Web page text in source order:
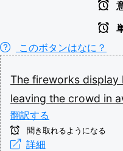
このボタンはなに？
The fireworks display
leaving the crowd in
翻訳する
聞き取れるようになる
詳細